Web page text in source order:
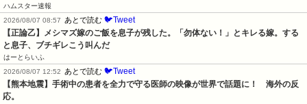
ハムスター速報
2026/08/07 08:57 あとで読む 🐦Tweet
【正論乙】メシマズ嫁のご飯を息子が残した。「勿体ない！」とキレる嫁。する
と息子、ブチギレこう叫んだ
はーとらいふ
2026/08/07 12:52 あとで読む 🐦Tweet
【熊本地震】手術中の患者を全力で守る医師の映像が世界で話題に！　海外の反
応。